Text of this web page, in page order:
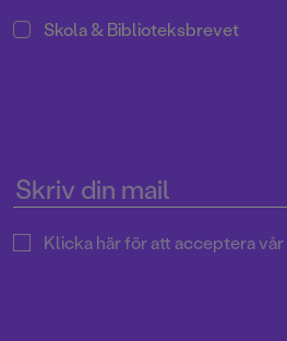
Skola & Biblioteksbrevet
Klicka här för att acceptera vår